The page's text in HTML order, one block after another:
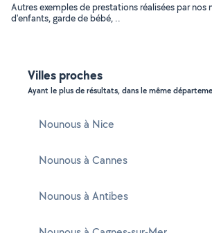
Autres exemples de prestations réalisées par nos
d'enfants, garde de bébé, ..
Villes proches
Ayant le plus de résultats, dans le même
Nounous à Nice
Nounous à Cannes
Nounous à Antibes